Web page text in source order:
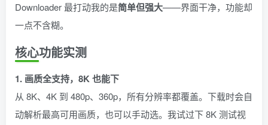
Downloader 最打动我的是简单但强大——界面干净，功能却
一点不含糊。
核心功能实测
1. 画质全支持，8K 也能下
从 8K、4K 到 480p、360p，所有分辨率都覆盖。下载时会自
动解析最高可用画质，也可以手动选。我试过下 8K 测试视